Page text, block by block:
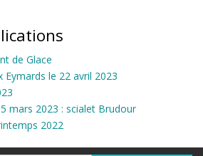
de Glace
Eymards le 22 avril 2023
mars 2023 : scialet Brudour
2022